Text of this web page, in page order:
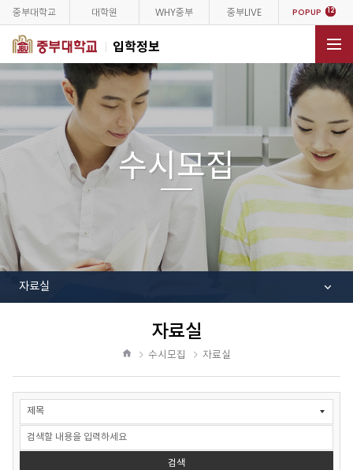
입학정보
전체메뉴
중부대학교 대학원 WHY중부 중부LIVE POPUP 12
수시모집
자료실
자료실
수시모집 자료실
기
집
검색